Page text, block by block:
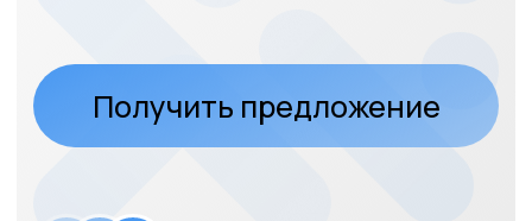
Импорт медиафайлов,
запись сигналов SDI,
монтаж и воспроизведение